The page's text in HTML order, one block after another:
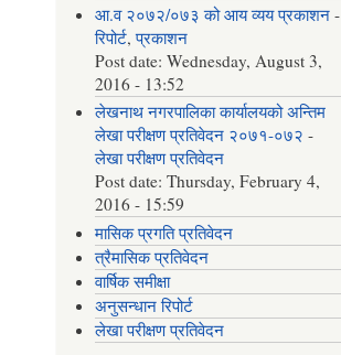
आ.व २०७२/०७३ को आय व्यय प्रकाशन-
रिपोर्ट,प्रकाशन
Post date:Wednesday, August 3,
2016 - 13:52
लेखनाथ नगरपालिका कार्यालयको अन्तिम
लेखा परीक्षण प्रतिवेदन २०७१-०७२ -
लेखा परीक्षण प्रतिवेदन
Post date:Thursday, February 4,
2016 - 15:59
मासिक प्रगति प्रतिवेदन
त्रैमासिक प्रतिवेदन
वार्षिक समीक्षा
अनुसन्धान रिपोर्ट
लेखा परीक्षण प्रतिवेदन